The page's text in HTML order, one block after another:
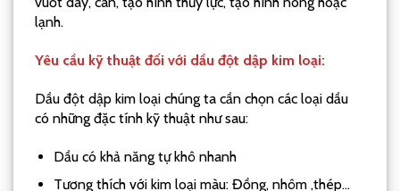
lạnh.
Yêu cầu kỹ thuật đối với dầu đột dập kim loại:
Dầu đột dập kim loại chúng ta cần chọn các loại dầu
có những đặc tính kỹ thuật như sau:
Dầu có khả năng tự khô nhanh
Tương thích với kim loại màu: Đồng, nhôm ,thép…